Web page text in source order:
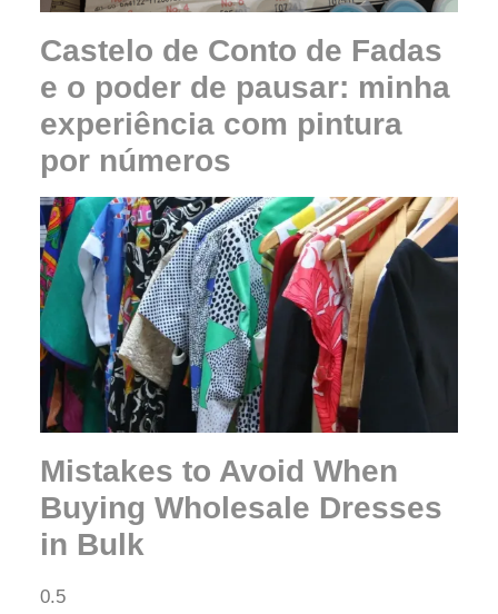
Castelo de Conto de Fadas
e o poder de pausar: minha
experiência com pintura
por números
Mistakes to Avoid When
Buying Wholesale Dresses
in Bulk